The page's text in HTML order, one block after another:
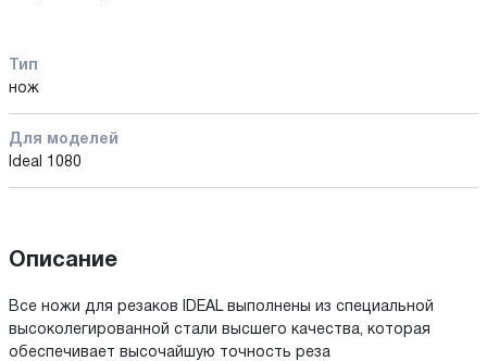
Тип
нож
Для моделей
Ideal 1080
Описание
Все ножи для резаков IDEAL выполнены из специальной
высоколегированной стали высшего качества, которая
обеспечивает высочайшую точность реза